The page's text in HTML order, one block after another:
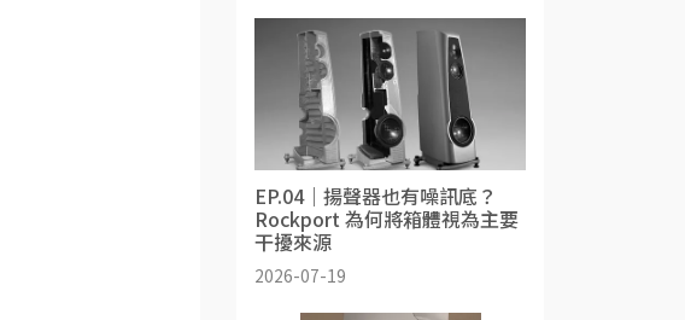
EP.04｜揚聲器也有噪訊底？
Rockport 為何將箱體視為主要
干擾來源
2026-07-19